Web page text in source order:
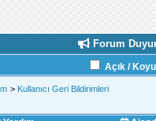
Forum
Açık /
> Kullanıcı Geri Bildirimleri